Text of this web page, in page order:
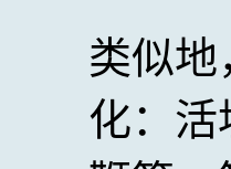
类似
化：